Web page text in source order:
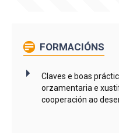
FORMACIÓNS
Claves e boas
orzamentaria e
cooperación ao